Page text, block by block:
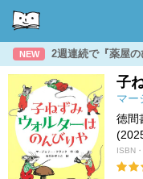
NEW 2週連続で『薬屋
子
マー
徳間
ISBN